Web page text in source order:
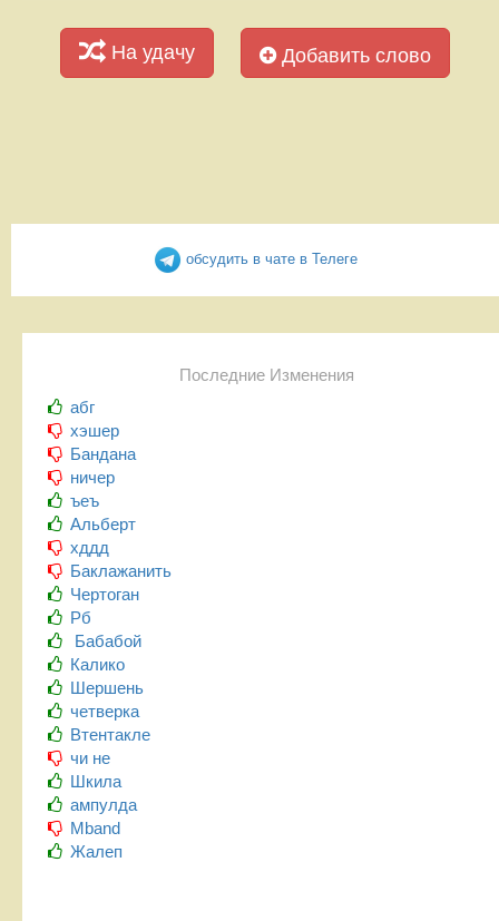
На удачу Добавить слово
обсудить в чате в Телеге
Последние Изменения
абг
хэшер
Бандана
ничер
ъеъ
Альберт
хддд
Баклажанить
Чертоган
Рб
Бабабой
Калико
Шершень
четверка
Втентакле
чи не
Шкила
ампулда
Mband
Жалеп